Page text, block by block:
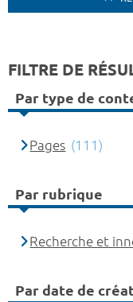
FILTRE DE
Par type de
Pages (111)
Par rubrique
Recherche et
Par date de